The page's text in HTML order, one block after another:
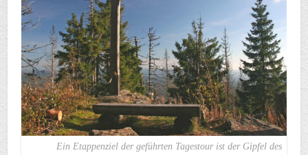
Ein Etappenziel der geführten Tagestour ist der Gipfel des